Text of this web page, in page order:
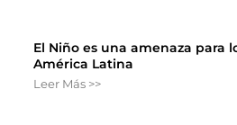
El Niño es una amenaza para
América Latina
Leer Más >>